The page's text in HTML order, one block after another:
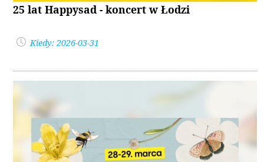
25 lat Happysad - koncert w Łodzi
Kiedy: 2026-03-31